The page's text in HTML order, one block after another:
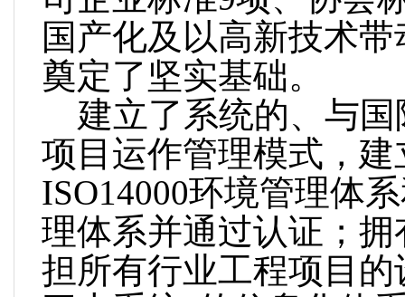
国产化及以高新技术
奠定了坚实基础。
建立了系统的、与国
项目运作管理模式，
ISO14000环境管理体
理体系并通过认证；
担所有行业工程项目